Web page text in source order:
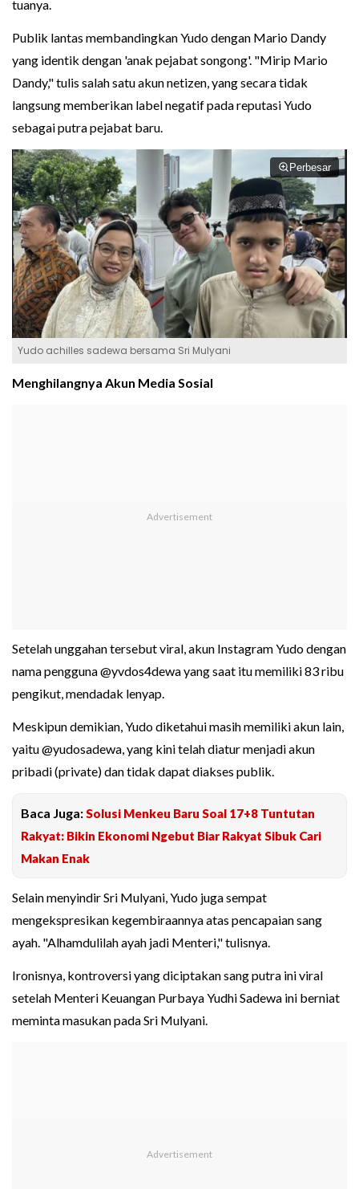
tuanya.
Publik lantas membandingkan Yudo dengan Mario Dandy
yang identik dengan 'anak pejabat songong'. "Mirip Mario
Dandy," tulis salah satu akun netizen, yang secara tidak
langsung memberikan label negatif pada reputasi Yudo
sebagai putra pejabat baru.
Perbesar
Yudo achilles sadewa bersama Sri Mulyani
Menghilangnya Akun Media Sosial
Setelah unggahan tersebut viral, akun Instagram Yudo dengan
nama pengguna @yvdos4dewa yang saat itu memiliki 83 ribu
pengikut, mendadak lenyap.
Meskipun demikian, Yudo diketahui masih memiliki akun lain,
yaitu @yudosadewa, yang kini telah diatur menjadi akun
pribadi (private) dan tidak dapat diakses publik.
Baca Juga: Solusi Menkeu Baru Soal 17+8 Tuntutan
Rakyat: Bikin Ekonomi Ngebut Biar Rakyat Sibuk Cari
Makan Enak
Selain menyindir Sri Mulyani, Yudo juga sempat
mengekspresikan kegembiraannya atas pencapaian sang
ayah. "Alhamdulilah ayah jadi Menteri," tulisnya.
Ironisnya, kontroversi yang diciptakan sang putra ini viral
setelah Menteri Keuangan Purbaya Yudhi Sadewa ini berniat
meminta masukan pada Sri Mulyani.